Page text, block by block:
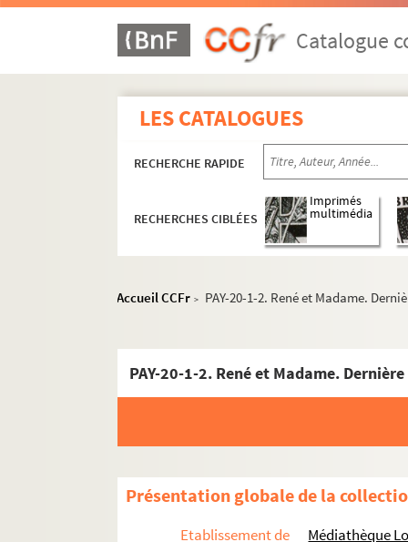
Catalogue
LES CATALOGUES
RECHERCHE RAPIDE
RECHERCHES CIBLÉES
Imprimés
multimédia
Accueil CCFr > PAY-20-1-2. René et Madame.
PAY-20-1-2. René et Madame.
Présentation globale de la
Etablissement de
Médiathèque
Poésie
Romans et nouvelles
PAY-8. Les faiseurs de chance